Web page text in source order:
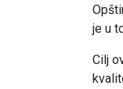
je u
Cilj